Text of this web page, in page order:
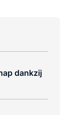
dankzij